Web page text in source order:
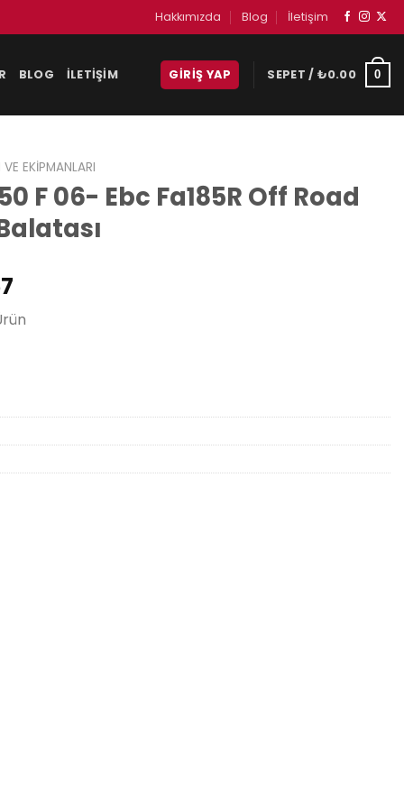
Hakkımızda Blog İletişim
BLOG İLETIŞIM GIRIŞ YAP SEPET / ₺0.00 0
VE EKIPMANLARI
F 06- Ebc Fa185R Off Road
andaki
fiyat: